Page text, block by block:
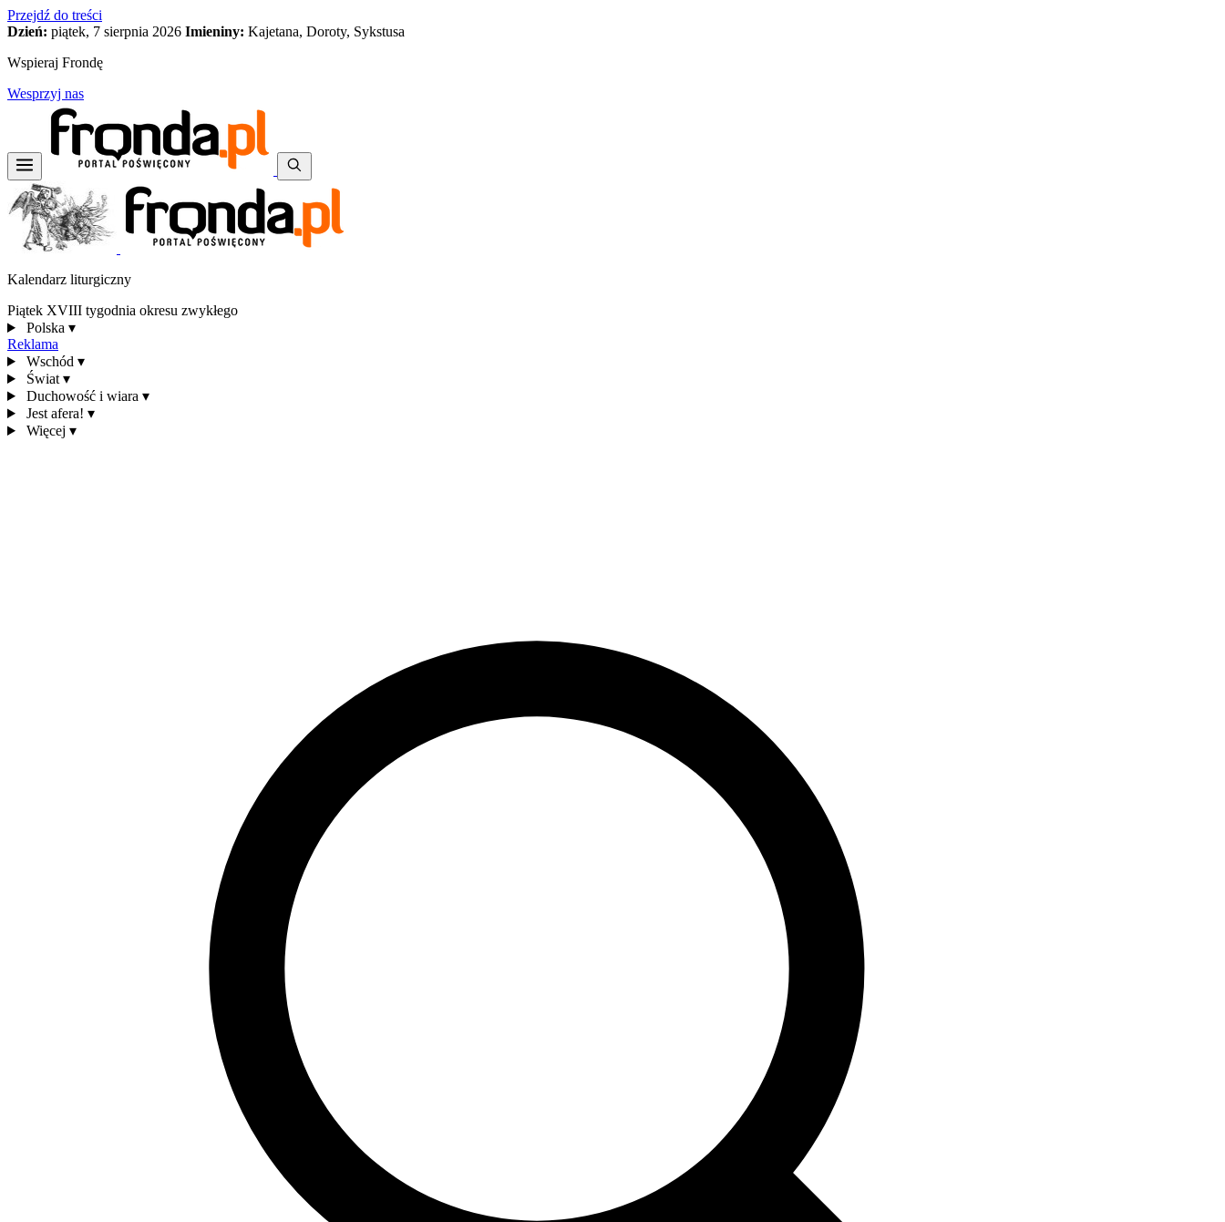
Przejdź do treści
Dzień: piątek, 7 sierpnia 2026 Imieniny: Kajetana, Doroty, Sykstusa
Wspieraj Frondę
Wesprzyj nas
Kalendarz liturgiczny
Piątek XVIII tygodnia okresu zwykłego
Polska ▾
Reklama
Wschód ▾
Świat ▾
Duchowość i wiara ▾
Jest afera! ▾
Więcej ▾